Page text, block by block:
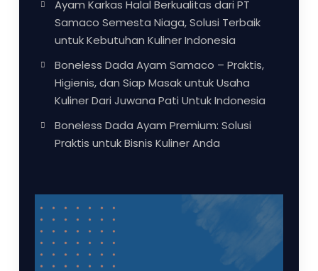
Ayam Karkas Halal Berkualitas dari PT
Samaco Semesta Niaga, Solusi Terbaik
untuk Kebutuhan Kuliner Indonesia
Boneless Dada Ayam Samaco – Praktis,
Higienis, dan Siap Masak untuk Usaha
Kuliner Dari Juwana Pati Untuk Indonesia
Boneless Dada Ayam Premium: Solusi
Praktis untuk Bisnis Kuliner Anda